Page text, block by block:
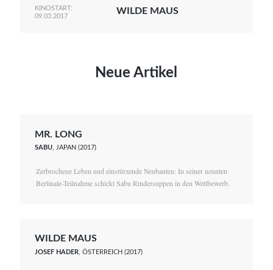
KINOSTART:
09.03.2017
WILDE MAUS
Neue Artikel
MR. LONG
SABU, JAPAN (2017)
Zerbrochene Leben und einstürzende Neubauten: In seiner neunten
Berlinale-Teilnahme schickt Sabu Rindersuppen in den Wettbewerb.
WILDE MAUS
JOSEF HADER , ÖSTERREICH (2017)